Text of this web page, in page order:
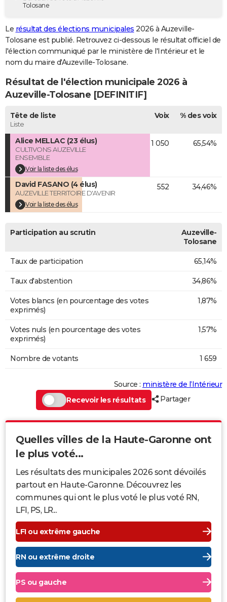
Destinations
City break
Voyage nature
Voyage de noces
Forum
GUIDES D'ACHAT
BONS PLANS
Carte de Noël
Carte Bonne année
Carte Saint-Valentin
Carte Pâques
Carte d'anniversaire
DICTIONNAIRE
Dictionnaire
Biographies
Citations
Expressions
Proverbes
PROGRAMME TV
COPAINS D'AVANT
S'inscrire
Se connecter
Lycées
Collèges
Primaires
Universités
Entreprises
Service militaire
Avis de recherche
AVIS DE DÉCÈS
FORUM
Bricolage
Lifestyle
Culture
Sport
Auto
Television
Voyage
Cinema
Tolosane
Le résultat des élections municipales 2026 à Auzeville-
Tolosane est publié. Retrouvez ci-dessous le résultat officiel de
l'élection communiqué par le ministère de l'Intérieur et le
nom du maire d'Auzeville-Tolosane.
Résultat de l'élection municipale 2026 à
Auzeville-Tolosane [DEFINITIF]
Tête de liste
Liste
Voix % des voix
Alice MELLAC (23 élus)
CULTIVONS AUZEVILLE
ENSEMBLE
Voir la liste des élus
1 050 65,54%
David FASANO (4 élus)
AUZEVILLE TERRITOIRE D'AVENIR
Voir la liste des élus
552 34,46%
Participation au scrutin
Auzeville-
Tolosane
Taux de participation 65,14%
Taux d'abstention 34,86%
Votes blancs (en pourcentage des votes
exprimés)
1,87%
Votes nuls (en pourcentage des votes
exprimés)
1,57%
Nombre de votants 1 659
Source : ministère de l’Intérieur
Recevoir les résultats
Partager
Quelles villes de la Haute-Garonne ont
le plus voté...
Les résultats des municipales 2026 sont dévoilés
partout en Haute-Garonne. Découvrez les
communes qui ont le plus voté le plus voté RN,
LFI, PS, LR...
LFI ou extrême gauche
RN ou extrême droite
PS ou gauche